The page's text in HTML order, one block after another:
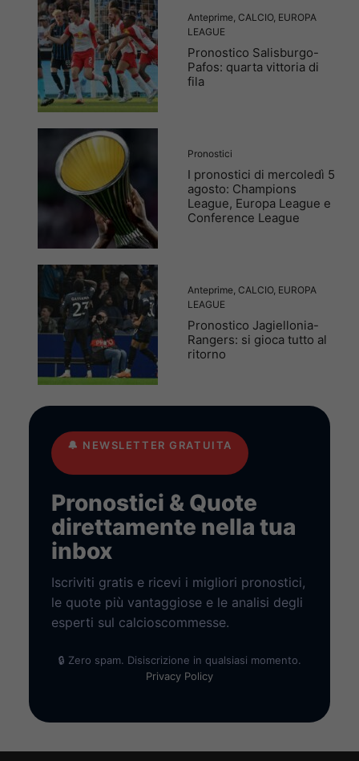
Anteprime, CALCIO, EUROPA
LEAGUE
Pronostico Salisburgo-
Pafos: quarta vittoria di
fila
Pronostici
I pronostici di mercoledì 5
agosto: Champions
League, Europa League e
Conference League
Anteprime, CALCIO, EUROPA
LEAGUE
Pronostico Jagiellonia-
Rangers: si gioca tutto al
ritorno
🔔 NEWSLETTER GRATUITA
Pronostici & Quote
direttamente nella tua
inbox
Iscriviti gratis e ricevi i migliori pronostici,
le quote più vantaggiose e le analisi degli
esperti sul calcioscommesse.
🔒 Zero spam. Disiscrizione in qualsiasi momento.
Privacy Policy